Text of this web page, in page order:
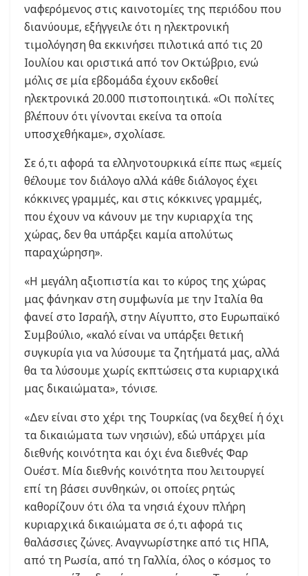
ναφερόμενος στις καινοτομίες της περιόδου που
διανύουμε, εξήγγειλε ότι η ηλεκτρονική
τιμολόγηση θα εκκινήσει πιλοτικά από τις 20
Ιουλίου και οριστικά από τον Οκτώβριο, ενώ
μόλις σε μία εβδομάδα έχουν εκδοθεί
ηλεκτρονικά 20.000 πιστοποιητικά. «Οι πολίτες
βλέπουν ότι γίνονται εκείνα τα οποία
υποσχεθήκαμε», σχολίασε.
Σε ό,τι αφορά τα ελληνοτουρκικά είπε πως «εμείς
θέλουμε τον διάλογο αλλά κάθε διάλογος έχει
κόκκινες γραμμές, και στις κόκκινες γραμμές,
που έχουν να κάνουν με την κυριαρχία της
χώρας, δεν θα υπάρξει καμία απολύτως
παραχώρηση».
«Η μεγάλη αξιοπιστία και το κύρος της χώρας
μας φάνηκαν στη συμφωνία με την Ιταλία θα
φανεί στο Ισραήλ, στην Αίγυπτο, στο Ευρωπαϊκό
Συμβούλιο, «καλό είναι να υπάρξει θετική
συγκυρία για να λύσουμε τα ζητήματά μας, αλλά
θα τα λύσουμε χωρίς εκπτώσεις στα κυριαρχικά
μας δικαιώματα», τόνισε.
«Δεν είναι στο χέρι της Τουρκίας (να δεχθεί ή όχι
τα δικαιώματα των νησιών), εδώ υπάρχει μία
διεθνής κοινότητα και όχι ένα διεθνές Φαρ
Ουέστ. Μία διεθνής κοινότητα που λειτουργεί
επί τη βάσει συνθηκών, οι οποίες ρητώς
καθορίζουν ότι όλα τα νησιά έχουν πλήρη
κυριαρχικά δικαιώματα σε ό,τι αφορά τις
θαλάσσιες ζώνες. Αναγνωρίστηκε από τις ΗΠΑ,
από τη Ρωσία, από τη Γαλλία, όλος ο κόσμος το